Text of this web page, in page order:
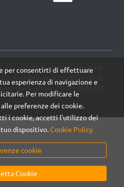
i diritti riservati. È vietata la
Tecnomodel S.r.l. - Via Pian di
Italia - P.IVA: IT01816530495
per consentirti di effettuare
esperienza di navigazione e
Per modificare le
preferenze dei cookie.
i cookie, accetti l'utilizzo dei
dispositivo.Cookie Policy
cookie
Cookie